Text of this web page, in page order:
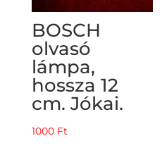
BOSCH
olvasó
lámpa,
hossza 12
cm. Jókai.
1000 Ft